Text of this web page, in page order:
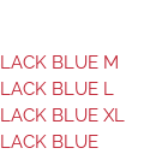
BLUE M
BLUE L
BLUE XL
BLUE